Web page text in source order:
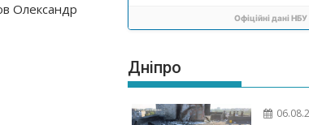
Олександр
Офіційні дані НБУ
Дніпро